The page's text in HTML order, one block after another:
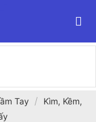
Tay /
Kìm, Kềm,